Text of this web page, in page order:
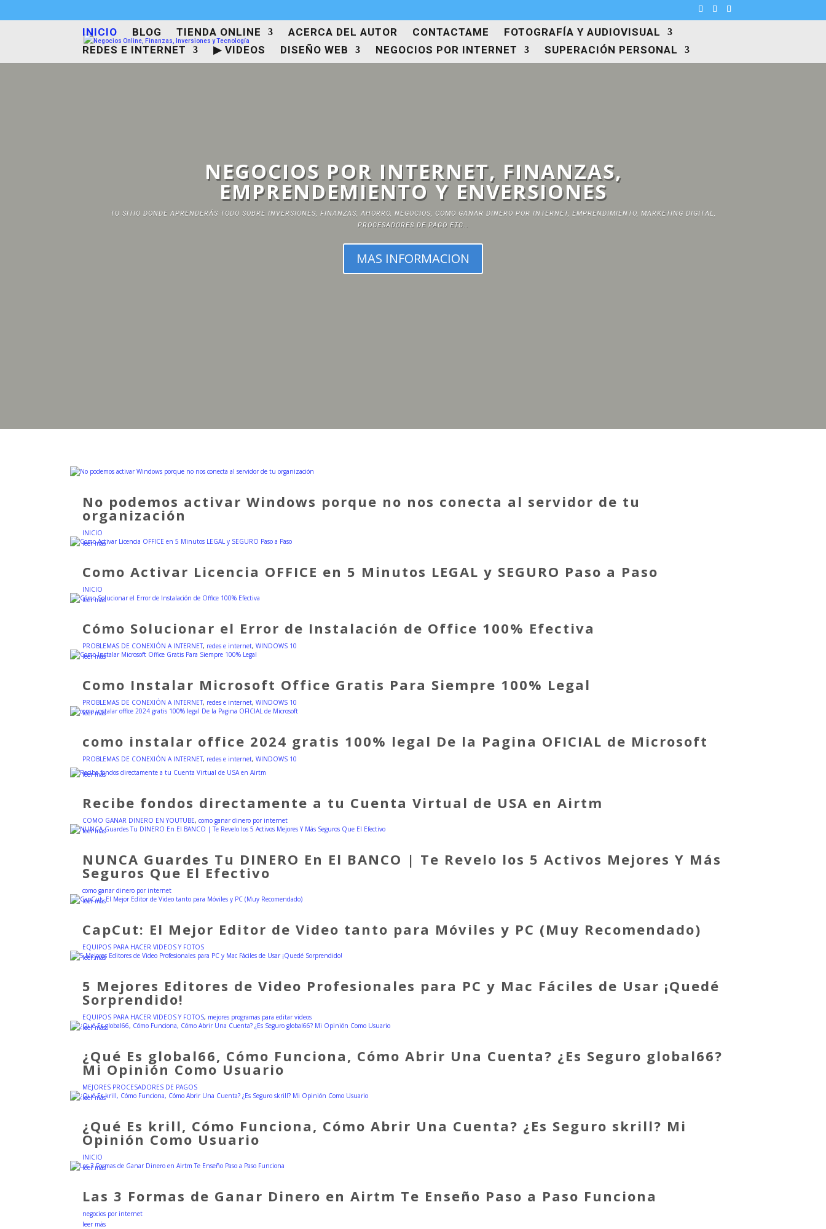
INICIO BLOG TIENDA ONLINE ACERCA DEL AUTOR CONTACTAME
FOTOGRAFÍA Y AUDIOVISUAL
REDES E INTERNET
▶ VIDEOS DISEÑO WEB NEGOCIOS POR INTERNET SUPERACIÓN PERSONAL
NEGOCIOS POR INTERNET, FINANZAS,
EMPRENDEMIENTO Y ENVERSIONES
TU SITIO DONDE APRENDERÁS TODO SOBRE INVERSIONES, FINANZAS, AHORRO, NEGOCIOS, COMO GANAR DINERO POR INTERNET, EMPRENDIMIENTO, MARKETING DIGITAL,
PROCESADORES DE PAGO ETC…
MAS INFORMACION
No podemos activar Windows porque no nos conecta al servidor de tu
organización
INICIO
leer más
Como Activar Licencia OFFICE en 5 Minutos LEGAL y SEGURO Paso a Paso
INICIO
leer más
Cómo Solucionar el Error de Instalación de Office 100% Efectiva
PROBLEMAS DE CONEXIÓN A INTERNET, redes e internet,WINDOWS 10
leer más
Como Instalar Microsoft Office Gratis Para Siempre 100% Legal
PROBLEMAS DE CONEXIÓN A INTERNET, redes e internet,WINDOWS 10
leer más
como instalar office 2024 gratis 100% legal De la Pagina OFICIAL de Microsoft
PROBLEMAS DE CONEXIÓN A INTERNET, redes e internet,WINDOWS 10
leer más
Recibe fondos directamente a tu Cuenta Virtual de USA en Airtm
COMO GANAR DINERO EN YOUTUBE,como ganar dinero por internet
leer más
NUNCA Guardes Tu DINERO En El BANCO | Te Revelo los 5 Activos Mejores Y Más
Seguros Que El Efectivo
como ganar dinero por internet
leer más
CapCut: El Mejor Editor de Video tanto para Móviles y PC (Muy Recomendado)
EQUIPOS PARA HACER VIDEOS Y FOTOS
leer más
5 Mejores Editores de Video Profesionales para PC y Mac Fáciles de Usar ¡Quedé
Sorprendido!
EQUIPOS PARA HACER VIDEOS Y FOTOS, mejores programas para editar videos
leer más
¿Qué Es global66, Cómo Funciona, Cómo Abrir Una Cuenta? ¿Es Seguro global66?
Mi Opinión Como Usuario
MEJORES PROCESADORES DE PAGOS
leer más
¿Qué Es krill, Cómo Funciona, Cómo Abrir Una Cuenta? ¿Es Seguro skrill? Mi
Opinión Como Usuario
INICIO
leer más
Las 3 Formas de Ganar Dinero en Airtm Te Enseño Paso a Paso Funciona
negocios por internet
leer más